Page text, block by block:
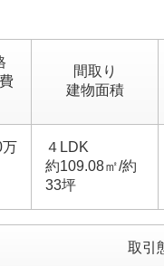
間取り
建物面積
万
４LDK
約109.08㎡/約
33坪
取引